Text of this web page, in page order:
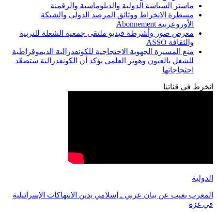
ماستر السياسة الدولية والدبلوماسية والرقمنة
مسطرة الانخراط ووثائق المرصد الدولي والشبكة
الأوروعربية Abonnement
معرض صور وأشرطة فيديو ملتقى جمعية الشعلة للتربية
والثقافة ASSO
منع المسيرة الجهوية الاحتجاجية للكونفدرالية الديموقراطية
للشغل بالعيون وهوير العلمي يؤكد أن الكونفدرالية ستصعّد
احتجاجاتها
انخرط في قناتنا
الدولية
المغرب يغيب عن بيان عربي ـ إسلامي يدين الانتهاكات الإسرائيلية
في غزة